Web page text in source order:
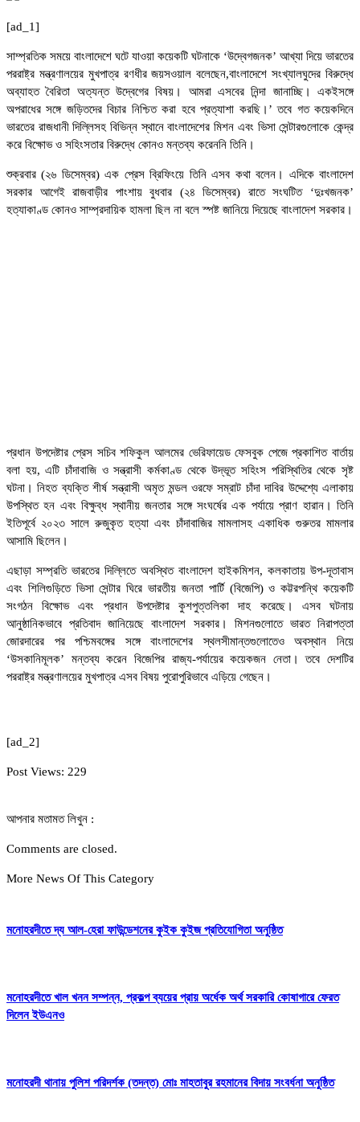
[ad_1]
সাম্প্রতিক সময়ে বাংলাদেশে ঘটে যাওয়া কয়েকটি ঘটনাকে ‘উদ্বেগজনক’ আখ্যা দিয়ে ভারতের
পররাষ্ট্র মন্ত্রণালয়ের মুখপাত্র রণধীর জয়সওয়াল বলেছেন,বাংলাদেশে সংখ্যালঘুদের বিরুদ্ধে
অব্যাহত বৈরিতা অত্যন্ত উদ্বেগের বিষয়। আমরা এসবের নিন্দা জানাচ্ছি। একইসঙ্গে
অপরাধের সঙ্গে জড়িতদের বিচার নিশ্চিত করা হবে প্রত্যাশা করছি।’ তবে গত কয়েকদিনে
ভারতের রাজধানী দিল্লিসহ বিভিন্ন স্থানে বাংলাদেশের মিশন এবং ভিসা সেন্টারগুলোকে কেন্দ্র
করে বিক্ষোভ ও সহিংসতার বিরুদ্ধে কোনও মন্তব্য করেননি তিনি।
শুক্রবার (২৬ ডিসেম্বর) এক প্রেস ব্রিফিংয়ে তিনি এসব কথা বলেন। এদিকে বাংলাদেশ
সরকার আগেই রাজবাড়ীর পাংশায় বুধবার (২৪ ডিসেম্বর) রাতে সংঘটিত ‘দুঃখজনক’
হত্যাকাণ্ড কোনও সাম্প্রদায়িক হামলা ছিল না বলে স্পষ্ট জানিয়ে দিয়েছে বাংলাদেশ সরকার।
প্রধান উপদেষ্টার প্রেস সচিব শফিকুল আলমের ভেরিফায়েড ফেসবুক পেজে প্রকাশিত বার্তায়
বলা হয়, এটি চাঁদাবাজি ও সন্ত্রাসী কর্মকাণ্ড থেকে উদ্ভূত সহিংস পরিস্থিতির থেকে সৃষ্ট
ঘটনা। নিহত ব্যক্তি শীর্ষ সন্ত্রাসী অমৃত মন্ডল ওরফে সম্রাট চাঁদা দাবির উদ্দেশ্যে এলাকায়
উপস্থিত হন এবং বিক্ষুব্ধ স্থানীয় জনতার সঙ্গে সংঘর্ষের এক পর্যায়ে প্রাণ হারান। তিনি
ইতিপূর্বে ২০২৩ সালে রুজুকৃত হত্যা এবং চাঁদাবাজির মামলাসহ একাধিক গুরুতর মামলার
আসামি ছিলেন।
এছাড়া সম্প্রতি ভারতের দিল্লিতে অবস্থিত বাংলাদেশ হাইকমিশন, কলকাতায় উপ-দূতাবাস
এবং শিলিগুড়িতে ভিসা সেন্টার ঘিরে ভারতীয় জনতা পার্টি (বিজেপি) ও কট্টরপন্থি কয়েকটি
সংগঠন বিক্ষোভ এবং প্রধান উপদেষ্টার কুশপুত্তলিকা দাহ করেছে। এসব ঘটনায়
আনুষ্ঠানিকভাবে প্রতিবাদ জানিয়েছে বাংলাদেশ সরকার। মিশনগুলোতে ভারত নিরাপত্তা
জোরদারের পর পশ্চিমবঙ্গের সঙ্গে বাংলাদেশের স্থলসীমান্তগুলোতেও অবস্থান নিয়ে
‘উসকানিমূলক’ মন্তব্য করেন বিজেপির রাজ্য-পর্যায়ের কয়েকজন নেতা। তবে দেশটির
পররাষ্ট্র মন্ত্রণালয়ের মুখপাত্র এসব বিষয় পুরোপুরিভাবে এড়িয়ে গেছেন।
[ad_2]
Post Views: 229
আপনার মতামত লিখুন :
Comments are closed.
More News Of This Category
মনোহরদীতে দ্য আল-হেরা ফাউন্ডেশনের কুইক কুইজ প্রতিযোগিতা অনুষ্ঠিত
মনোহরদীতে খাল খনন সম্পন্ন, প্রকল্প ব্যয়ের প্রায় অর্ধেক অর্থ সরকারি কোষাগারে ফেরত
দিলেন ইউএনও
মনোহরদী থানায় পুলিশ পরিদর্শক (তদন্ত) মোঃ মাহতাবুর রহমানের বিদায় সংবর্ধনা অনুষ্ঠিত